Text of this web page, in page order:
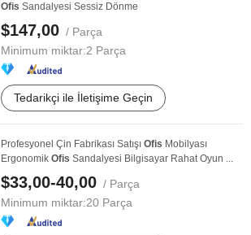
Ofis Sandalyesi Sessiz Dönme
$147,00 / Parça
Minimum miktar:2 Parça
Tedarikçi ile İletişime Geçin
Profesyonel Çin Fabrikası Satışı Ofis Mobilyası
Ergonomik Ofis Sandalyesi Bilgisayar Rahat Oyun ...
$33,00-40,00 / Parça
Minimum miktar:20 Parça